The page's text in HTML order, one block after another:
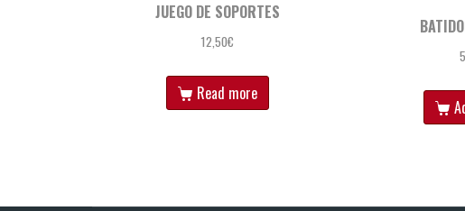
JUEGO DE SOPORTES
12,50€
Read more